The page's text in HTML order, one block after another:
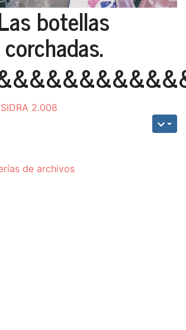
botellas
2.008
de archivos